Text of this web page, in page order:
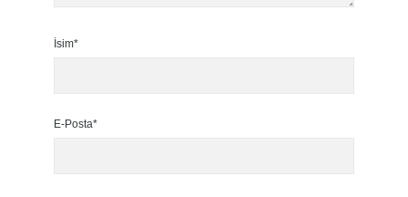
İsim*
E-Posta*